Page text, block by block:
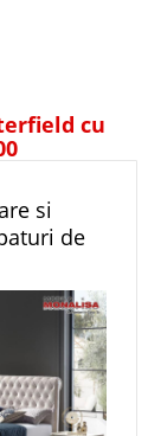
cu
si
de